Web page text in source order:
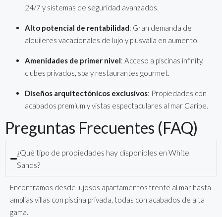
24/7 y sistemas de seguridad avanzados.
Alto potencial de rentabilidad: Gran demanda de
alquileres vacacionales de lujo y plusvalía en aumento.
Amenidades de primer nivel: Acceso a piscinas infinity,
clubes privados, spa y restaurantes gourmet.
Diseños arquitectónicos exclusivos: Propiedades con
acabados premium y vistas espectaculares al mar Caribe.
Preguntas Frecuentes (FAQ)
¿Qué tipo de propiedades hay disponibles en White
Sands?
Encontramos desde lujosos apartamentos frente al mar hasta
amplias villas con piscina privada, todas con acabados de alta
gama.